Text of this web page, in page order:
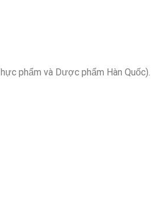
phẩm và Dược phẩm Hàn Quốc).